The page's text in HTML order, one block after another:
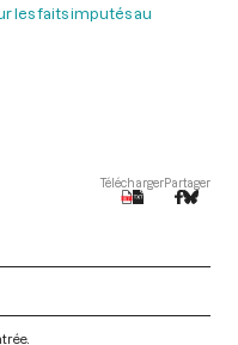
les faits imputés au
TéléchargerPartager